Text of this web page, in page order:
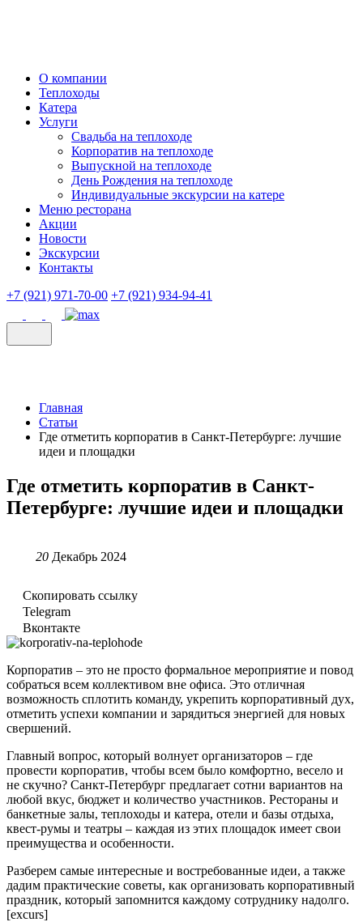
О компании
Теплоходы
Катера
Услуги
Свадьба на теплоходе
Корпоратив на теплоходе
Выпускной на теплоходе
День Рождения на теплоходе
Индивидуальные экскурсии на катере
Меню ресторана
Акции
Новости
Экскурсии
Контакты
+7 (921) 971-70-00 +7 (921) 934-94-41
Главная
Статьи
Где отметить корпоратив в Санкт-Петербурге: лучшие
идеи и площадки
Где отметить корпоратив в Санкт-
Петербурге: лучшие идеи и площадки
20 Декабрь 2024
Скопировать ссылку
Telegram
Вконтакте
Корпоратив – это не просто формальное мероприятие и повод
собраться всем коллективом вне офиса. Это отличная
возможность сплотить команду, укрепить корпоративный дух,
отметить успехи компании и зарядиться энергией для новых
свершений.
Главный вопрос, который волнует организаторов – где
провести корпоратив, чтобы всем было комфортно, весело и
не скучно? Санкт-Петербург предлагает сотни вариантов на
любой вкус, бюджет и количество участников. Рестораны и
банкетные залы, теплоходы и катера, отели и базы отдыха,
квест-румы и театры – каждая из этих площадок имеет свои
преимущества и особенности.
Разберем самые интересные и востребованные идеи, а также
дадим практические советы, как организовать корпоративный
праздник, который запомнится каждому сотруднику надолго.
[excurs]